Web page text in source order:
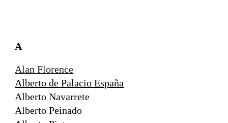
A
Alan Florence
Alberto de Palacio España
Alberto Navarrete
Alberto Peinado